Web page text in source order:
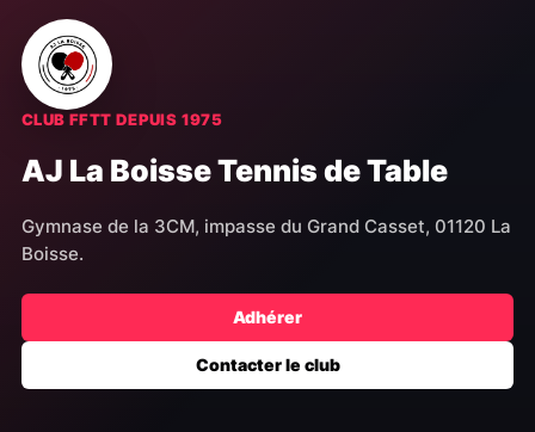
CLUB FFTT DEPUIS 1975
AJ La Boisse Tennis de Table
Gymnase de la 3CM, impasse du Grand Casset, 01120 La
Boisse.
Adhérer
Contacter le club